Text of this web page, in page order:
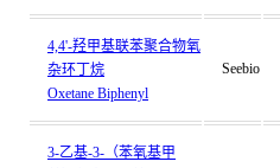
4,4'-羟甲基联苯聚合物氧
杂环丁烷
Oxetane Biphenyl
Seebio
3-乙基-3-（苯氧基甲